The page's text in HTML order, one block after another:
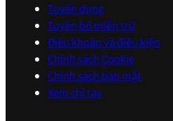
Tuyển dụng
Tuyên bố miễn trừ
Điều khoản và điều kiện
Chính sách Cookie
Chính sách bảo mật
Xem chỉ tay